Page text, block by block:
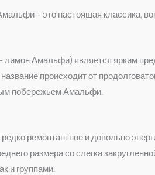
– это настоящая классика,
Амальфи) является ярким
название происходит от
побережьем Амальфи.
ремонтантное и довольно
размера со слегка
и группами.